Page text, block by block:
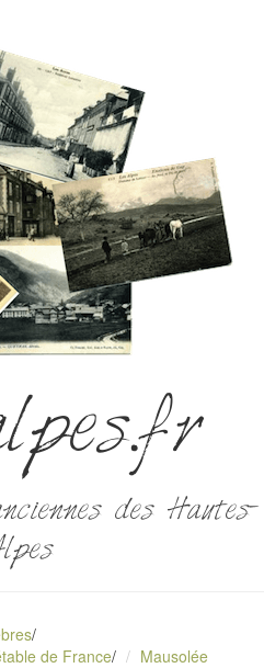
des Hautes-
/
de France/ Mausolée